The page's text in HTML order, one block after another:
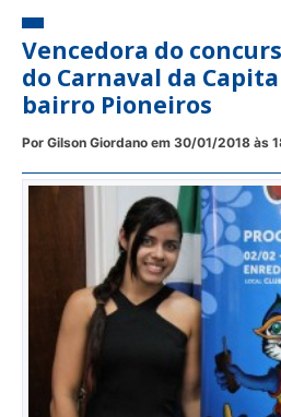
Vencedora do
do Carnaval da
bairro Pioneiros
Por Gilson Giordano em 30/01/2018 às